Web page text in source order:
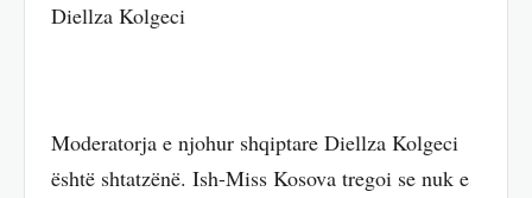
Diellza Kolgeci
Moderatorja e njohur shqiptare Diellza Kolgeci
është shtatzënë. Ish-Miss Kosova tregoi se nuk e